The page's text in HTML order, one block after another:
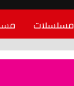
مسلسلات